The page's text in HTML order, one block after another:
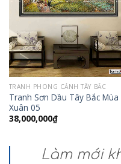
TRANH PHONG CẢNH TÂY BẮC
Tranh Sơn Dầu Tây Bắc Mùa
Xuân 05
38,000,000₫
Làm mới